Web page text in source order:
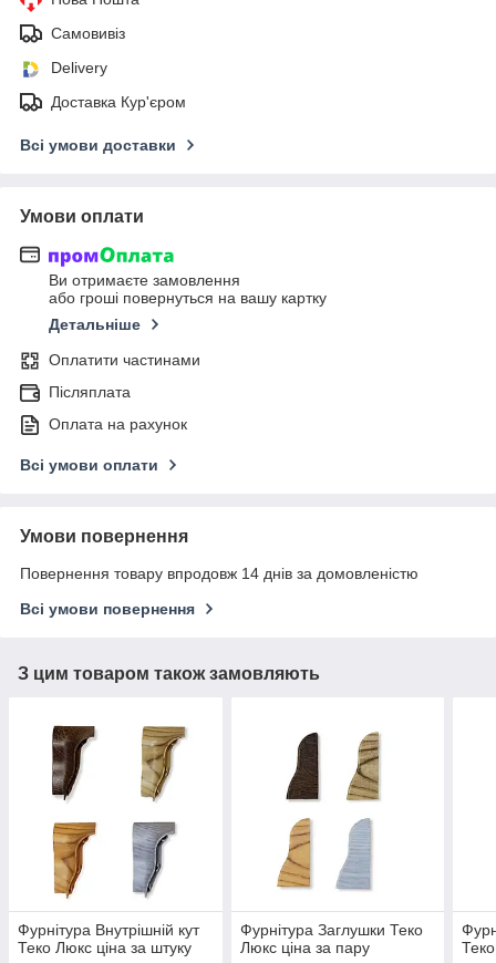
Самовивіз
Delivery
Доставка Кур'єром
Всі умови доставки
Умови оплати
Ви отримаєте замовлення
або гроші повернуться на вашу картку
Детальніше
Оплатити частинами
Післяплата
Оплата на рахунок
Всі умови оплати
Умови повернення
Повернення товару впродовж 14 днів за домовленістю
Всі умови повернення
З цим товаром також замовляють
Фурнітура Внутрішній кут
Теко Люкс ціна за штуку
Фурнітура Заглушки Теко
Люкс ціна за пару